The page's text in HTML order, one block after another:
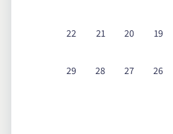
19
20
21
22
26
27
28
29